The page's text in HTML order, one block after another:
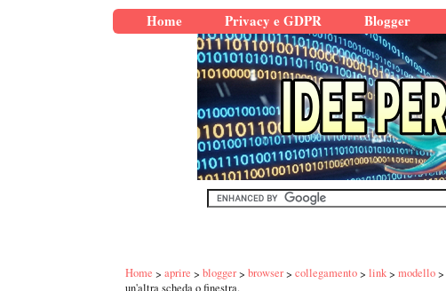
Home Privacy e GDPR Blogger
Home aprire blogger browser collegamento link modello